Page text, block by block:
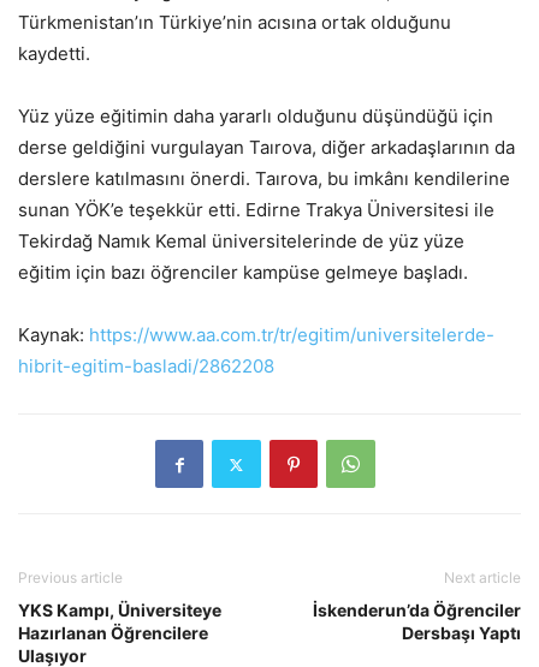
Türkmenistan’ın Türkiye’nin acısına ortak olduğunu
kaydetti.
Yüz yüze eğitimin daha yararlı olduğunu düşündüğü için
derse geldiğini vurgulayan Taırova, diğer arkadaşlarının da
derslere katılmasını önerdi. Taırova, bu imkânı kendilerine
sunan YÖK’e teşekkür etti. Edirne Trakya Üniversitesi ile
Tekirdağ Namık Kemal üniversitelerinde de yüz yüze
eğitim için bazı öğrenciler kampüse gelmeye başladı.
Kaynak: https://www.aa.com.tr/tr/egitim/universitelerde-
hibrit-egitim-basladi/2862208
Previous article
YKS Kampı, Üniversiteye
Hazırlanan Öğrencilere
Ulaşıyor
Next article
İskenderun’da Öğrenciler
Dersbaşı Yaptı